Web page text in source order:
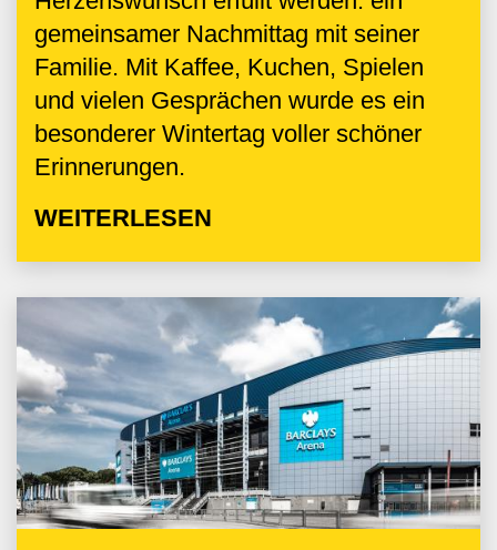
gemeinsamer Nachmittag mit seiner
Familie. Mit Kaffee, Kuchen, Spielen
und vielen Gesprächen wurde es ein
besonderer Wintertag voller schöner
Erinnerungen.
WEITERLESEN